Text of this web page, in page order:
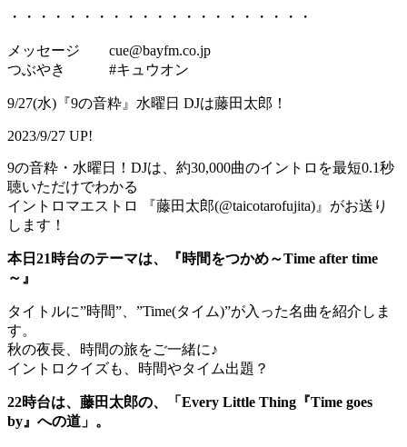
・・・・・・・・・・・・・・・・・・・・・
メッセージ cue@bayfm.co.jp
つぶやき #キュウオン
9/27(水)『9の音粋』水曜日 DJは藤田太郎！
2023/9/27 UP!
9の音粋・水曜日！DJは、約30,000曲のイントロを最短0.1秒
聴いただけでわかる
イントロマエストロ 『藤田太郎(@taicotarofujita)』がお送り
します！
本日21時台のテーマは、『時間をつかめ～Time after time
～』
タイトルに”時間”、”Time(タイム)”が入った名曲を紹介しま
す。
秋の夜長、時間の旅をご一緒に♪
イントロクイズも、時間やタイム出題？
22時台は、藤田太郎の、「Every Little Thing『Time goes
by』への道」。